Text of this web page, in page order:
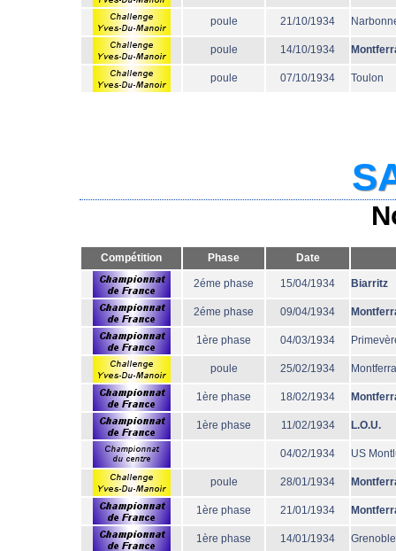
poule 21/10/1934
poule 14/10/1934
poule 07/10/1934 Toulon
Compétition Phase Date
2éme phase 15/04/1934 Biarritz
2éme phase 09/04/1934
1ère phase 04/03/1934
poule 25/02/1934
1ère phase 18/02/1934
1ère phase 11/02/1934 L.O.U.
04/02/1934 US
poule 28/01/1934
1ère phase 21/01/1934
1ère phase 14/01/1934 Grenoble